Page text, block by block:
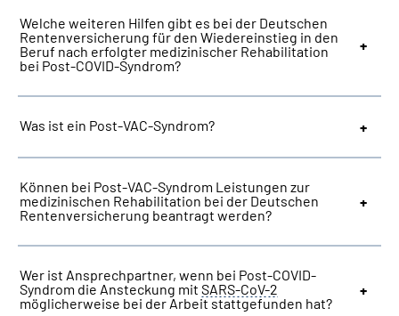
Welche weiteren Hilfen gibt es bei der Deutschen
Rentenversicherung für den Wiedereinstieg in den
Beruf nach erfolgter medizinischer Rehabilitation
bei Post-COVID-Syndrom?
Was ist ein Post-VAC-Syndrom?
Können bei Post-VAC-Syndrom Leistungen zur
medizinischen Rehabilitation bei der Deutschen
Rentenversicherung beantragt werden?
Wer ist Ansprechpartner, wenn bei Post-COVID-
Syndrom die Ansteckung mit SARS-CoV-2
möglicherweise bei der Arbeit stattgefunden hat?